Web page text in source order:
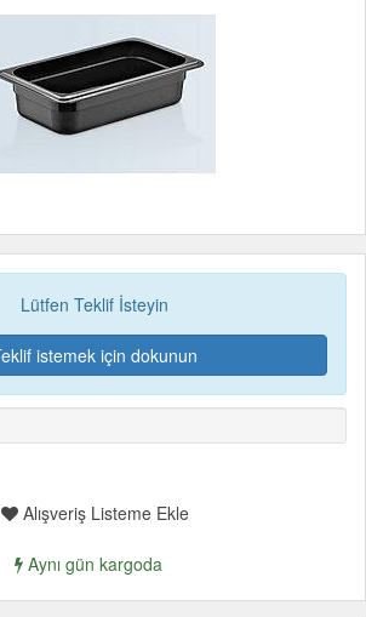
Lütfen Teklif İsteyin
istemek için dokunun
Alışveriş Listeme Ekle
Aynı gün kargoda